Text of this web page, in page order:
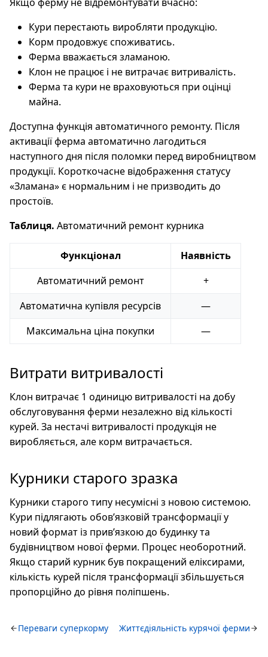
Кури перестають виробляти продукцію.
Корм продовжує споживатись.
Ферма вважається зламаною.
Клон не працює і не витрачає витривалість.
Ферма та кури не враховуються при оцінці
майна.
Доступна функція автоматичного ремонту. Після
активації ферма автоматично лагодиться
наступного дня після поломки перед виробництвом
продукції. Короткочасне відображення статусу
«Зламана» є нормальним і не призводить до
простоїв.
Таблиця. Автоматичний ремонт курника
Функціонал
Наявність
Автоматичний ремонт
+
Автоматична купівля ресурсів
—
Максимальна ціна покупки
—
Витрати витривалості
Клон витрачає 1 одиницю витривалості на добу
обслуговування ферми незалежно від кількості
курей. За нестачі витривалості продукція не
виробляється, але корм витрачається.
Курники старого зразка
Курники старого типу несумісні з новою системою.
Кури підлягають обов’язковій трансформації у
новий формат із прив’язкою до будинку та
будівництвом нової ферми. Процес необоротний.
Якщо старий курник був покращений еліксирами,
кількість курей після трансформації збільшується
пропорційно до рівня поліпшень.
Переваги суперкорму Життєдіяльність курячої ферми